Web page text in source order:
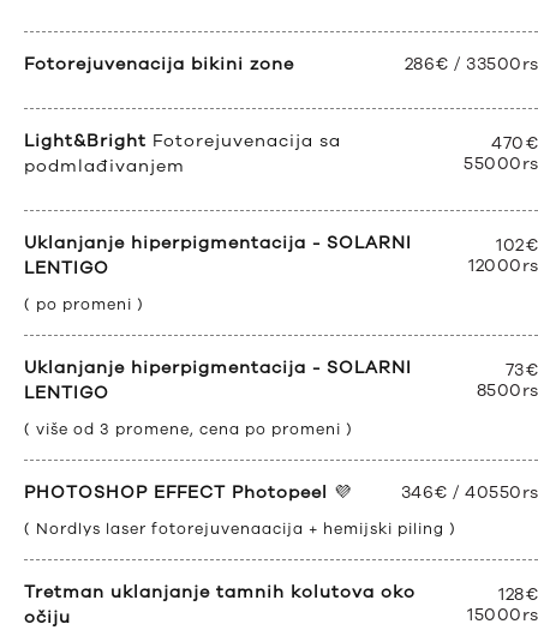
Fotorejuvenacija bikini zone 286€ /
Light&Bright Fotorejuvenacija sa
podmlađivanjem
Uklanjanje hiperpigmentacija - SOLARNI
LENTIGO
( po promeni )
Uklanjanje hiperpigmentacija - SOLARNI
LENTIGO
( više od 3 promene, cena po promeni )
PHOTOSHOP EFFECT Photopeel 💜 346€ /
( Nordlys laser fotorejuvenaacija + hemijski piling )
Tretman uklanjanje tamnih kolutova oko
očiju